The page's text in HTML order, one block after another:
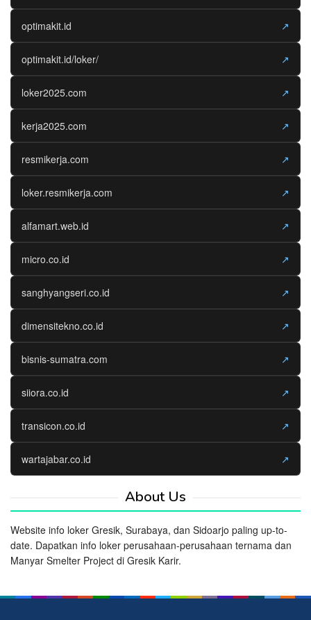
optimakit.id ↗
optimakit.id/loker/ ↗
loker2025.com ↗
kerja2025.com ↗
resmikerja.com ↗
loker.resmikerja.com ↗
alfamart.web.id ↗
micro.co.id ↗
sanghyangseri.co.id ↗
dimensitekno.co.id ↗
bisnis-sumatra.com ↗
siiora.co.id ↗
transicon.co.id ↗
wartajabar.co.id ↗
About Us
Website info loker Gresik, Surabaya, dan Sidoarjo paling up-to-
date. Dapatkan info loker perusahaan-perusahaan ternama dan
Manyar Smelter Project di Gresik Karir.